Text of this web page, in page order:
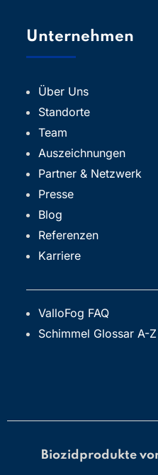
Unternehmen
Über Uns
Standorte
Team
Auszeichnungen
Partner & Netzwerk
Presse
Blog
Referenzen
Karriere
ValloFog FAQ
Schimmel Glossar A-Z
Biozidprodukte